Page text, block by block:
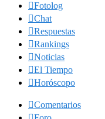
Fotolog
Chat
Respuestas
Rankings
Noticias
El Tiempo
Horóscopo
Comentarios